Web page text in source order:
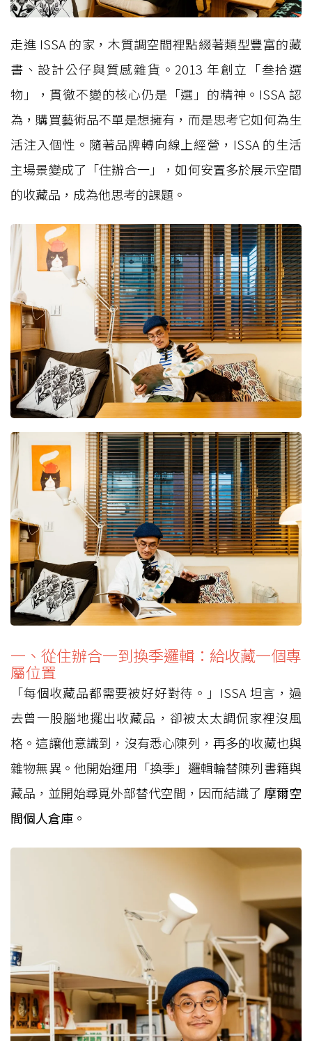
走進 ISSA 的家，木質調空間裡點綴著類型豐富的藏
書、設計公仔與質感雜貨。2013 年創立「叁拾選
物」，貫徹不變的核心仍是「選」的精神。ISSA 認
為，購買藝術品不單是想擁有，而是思考它如何為生
活注入個性。隨著品牌轉向線上經營，ISSA 的生活
主場景變成了「住辦合一」，如何安置多於展示空間
的收藏品，成為他思考的課題。
一、從住辦合一到換季邏輯：給收藏一個專
屬位置
「每個收藏品都需要被好好對待。」ISSA 坦言，過
去曾一股腦地擺出收藏品，卻被太太調侃家裡沒風
格。這讓他意識到，沒有悉心陳列，再多的收藏也與
雜物無異。他開始運用「換季」邏輯輪替陳列書籍與
藏品，並開始尋覓外部替代空間，因而結識了 摩爾空
間個人倉庫 。